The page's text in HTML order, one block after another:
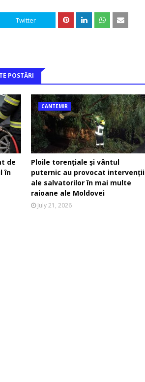
Twitter
POSTĂRI
de
în
CANTEMIR
Ploile torențiale și vântul
puternic au provocat intervenții
ale salvatorilor în mai multe
raioane ale Moldovei
July 21, 2026